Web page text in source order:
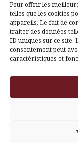
Pour offrir les
telles que les cookies
appareils. Le fait de
traiter des données
ID uniques sur ce site.
consentement peut
caractéristiques et
Fièrement